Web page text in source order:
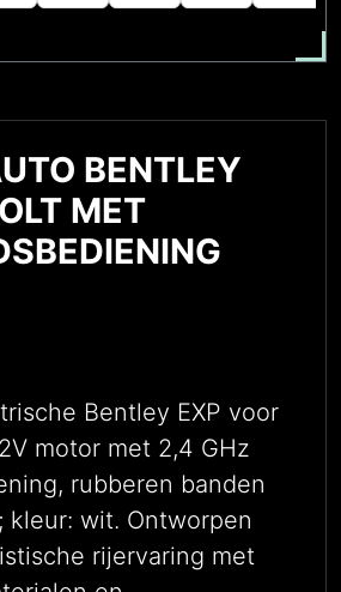
BENTLEY
MET
Bentley EXP voor
motor met 2,4 GHz
rubberen banden
kleur: wit. Ontworpen
rijervaring met